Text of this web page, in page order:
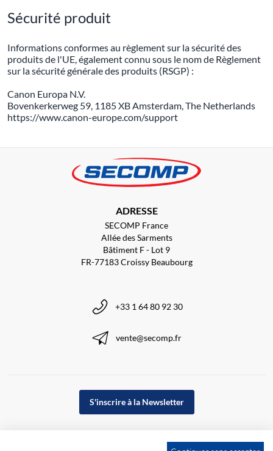
Sécurité produit
Informations conformes au règlement sur la sécurité des
produits de l'UE, également connu sous le nom de Règlement
sur la sécurité générale des produits (RSGP) :
Canon Europa N.V.
Bovenkerkerweg 59, 1185 XB Amsterdam, The Netherlands
https://www.canon-europe.com/support
ADRESSE
SECOMP France
Allée des Sarments
Bâtiment F - Lot 9
FR-77183 Croissy Beaubourg
+33 1 64 80 92 30
vente@secomp.fr
S'inscrire à la Newsletter